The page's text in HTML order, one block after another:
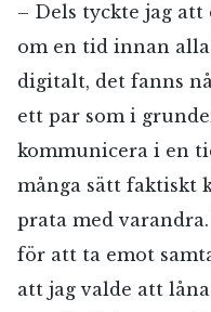
– Dels tyckte jag
om en tid innan
digitalt, det fanns
ett par som i
kommunicera i en
många sätt faktiskt
prata med
för att ta emot
att jag valde att